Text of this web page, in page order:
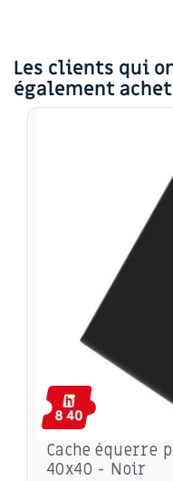
Les clients qui
également
Cache
40x40 - Noir